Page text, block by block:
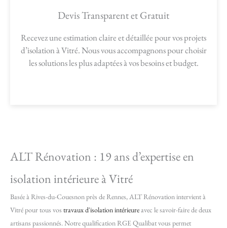
Devis Transparent et Gratuit
Recevez une estimation claire et détaillée pour vos projets
d’isolation à Vitré. Nous vous accompagnons pour choisir
les solutions les plus adaptées à vos besoins et budget.
ALT Rénovation : 19 ans d’expertise en
isolation intérieure à Vitré
Basée à Rives-du-Couesnon près de Rennes, ALT Rénovation intervient à
Vitré pour tous vos travaux d'isolation intérieureavec le savoir-faire de deux
artisans passionnés. Notre qualification RGE Qualibat vous permet